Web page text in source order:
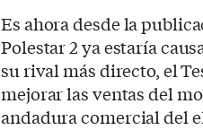
Es ahora desde la
Polestar 2 ya estaría
su rival más directo, el
mejorar las ventas del
andadura comercial del